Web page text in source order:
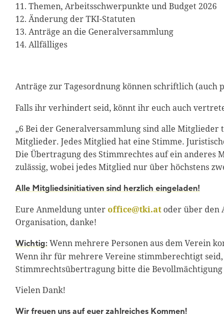
11. Themen, Arbeitsschwerpunkte und Budget 2026
12. Änderung der TKI-Statuten
13. Anträge an die Generalversammlung
14. Allfälliges
Anträge zur Tagesordnung können schriftlich (auch
Falls ihr verhindert seid, könnt ihr euch auch
„6 Bei der Generalversammlung sind alle
Mitglieder. Jedes Mitglied hat eine Stimme.
Die Übertragung des Stimmrechtes auf ein
zulässig, wobei jedes Mitglied nur über höchstens
Alle Mitgliedsinitiativen sind herzlich eingeladen!
Eure Anmeldung unteroffice@tki.at oder über den
Organisation, danke!
Wichtig: Wenn mehrere Personen aus dem Verein
Wenn ihr für mehrere Vereine stimmberechtigt
Stimmrechtsübertragung bitte die
Vielen Dank!
Wir freuen uns auf euer zahlreiches Kommen!